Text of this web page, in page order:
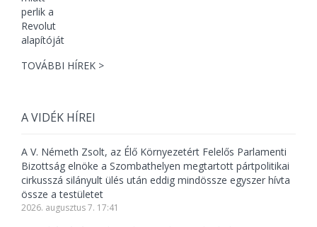
TOVÁBBI HÍREK >
A VIDÉK HÍREI
A V. Németh Zsolt, az Élő Környezetért Felelős Parlamenti
Bizottság elnöke a Szombathelyen megtartott pártpolitikai
cirkusszá silányult ülés után eddig mindössze egyszer hívta
össze a testületet
2026. augusztus 7. 17:41